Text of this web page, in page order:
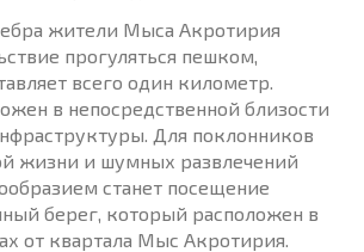
жители Мыса Акротирия
прогуляться пешком,
всего один километр.
в непосредственной близости
Для поклонников
жизни и шумных развлечений
станет посещение
берег, который расположен в
от квартала Мыс Акротирия.